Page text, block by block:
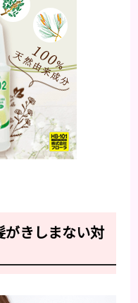
がきしまない対